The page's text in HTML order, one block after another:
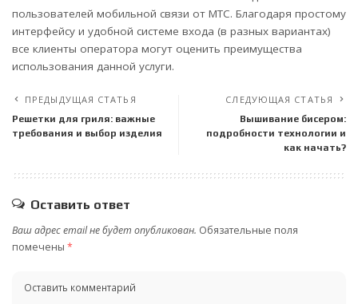
пользователей мобильной связи от МТС. Благодаря простому
интерфейсу и удобной системе входа (в разных вариантах)
все клиенты оператора могут оценить преимущества
использования данной услуги.
ПРЕДЫДУЩАЯ СТАТЬЯ
Решетки для гриля: важные
требования и выбор изделия
СЛЕДУЮЩАЯ СТАТЬЯ
Вышивание бисером:
подробности технологии и
как начать?
Оставить ответ
Ваш адрес email не будет опубликован. Обязательные поля
помечены *